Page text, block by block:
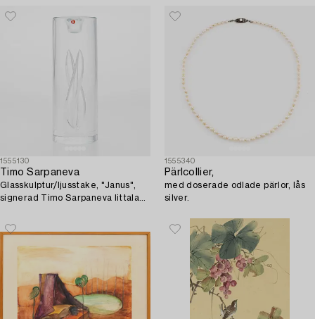
1555130
Timo Sarpaneva
Glasskulptur/ljusstake, "Janus",
signerad Timo Sarpaneva Iittala
1555340
Pärlcollier,
med doserade odlade pärlor, lås
silver.